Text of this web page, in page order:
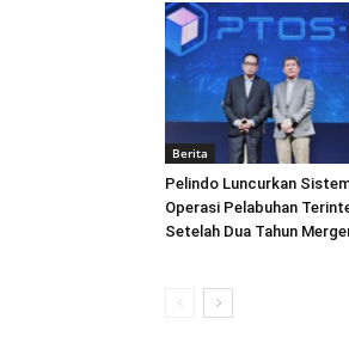
Berita
Pelindo Luncurkan
Operasi Pelabuhan
Setelah Dua Tahun